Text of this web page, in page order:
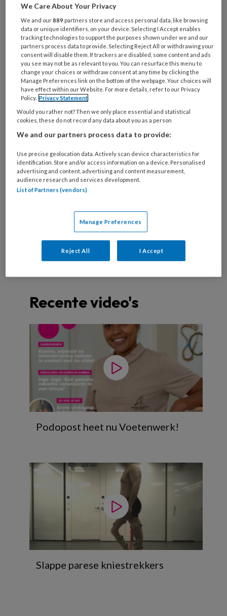
berichten in Podopost nr. 9, 2020.
Deel dit artikel
ondernemen
Maureen Limpens
Recente video's
Podopost heet nu Voetenwerk!
Slappe parese kniestrekkers
We Care About Your Privacy
We and our889 partners store and access personal data, like browsing
data or unique identifiers, on your device. Selecting I Accept enables
tracking technologies to support the purposes shown under we and our
partners process data to provide. Selecting Reject All or withdrawing your
consent will disable them. If trackers are disabled, some content and ads
you see may not be as relevant to you. You can resurface this menu to
change your choices or withdraw consent at any time by clicking the
Manage Preferences link on the bottom of the webpage. Your choices will
have effect within our Website. For more details, refer to our Privacy
Policy. Privacy Statement
Would you rather not? Then we only place essential and statistical
cookies, these do not record any data about you as a person
We and our partners process data to provide:
Use precise geolocation data. Actively scan device characteristics for
identification. Store and/or access information on a device. Personalised
advertising and content, advertising and content measurement,
audience research and services development.
List of Partners (vendors)
Manage Preferences
Reject All I Accept